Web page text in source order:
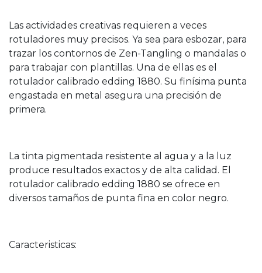
Las actividades creativas requieren a veces
rotuladores muy precisos. Ya sea para esbozar, para
trazar los contornos de Zen-Tangling o mandalas o
para trabajar con plantillas. Una de ellas es el
rotulador calibrado edding 1880. Su finísima punta
engastada en metal asegura una precisión de
primera.
La tinta pigmentada resistente al agua y a la luz
produce resultados exactos y de alta calidad. El
rotulador calibrado edding 1880 se ofrece en
diversos tamaños de punta fina en color negro.
Caracteristicas: